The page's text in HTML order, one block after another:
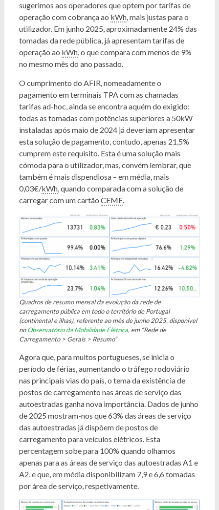
sugerimos aos operadores que optem por tarifas de
operação com cobrança ao kWh, mais justas para o
utilizador. Em junho 2025, aproximadamente 24% das
tomadas da rede pública, já apresentam tarifas de
operação ao kWh, o que compara com menos de 9%
no mesmo mês do ano passado.
O cumprimento do AFIR, nomeadamente o
pagamento em terminais TPA com as chamadas
tarifas ad-hoc, ainda se encontra aquém do exigido:
todas as tomadas com potências superiores a 50kW
instaladas após maio de 2024 já deveriam apresentar
esta solução de pagamento, contudo, apenas 21,5%
cumprem este requisito. Esta é uma solução mais
cómoda para o utilizador, mas, convém lembrar, que
também é mais dispendiosa – em média, mais
0,03€/kWh, quando comparada com a solução de
carregar com um cartão CEME.
Quadros de resumo mensal da evolução da rede de
carregamento pública em todo o território de Portugal
(continental e ilhas), referente ao mês de junho 2025, disponível
noObservatório da Mobilidade Elétrica, em “Rede de
Carregamento > Gerais > Resumo”
Agora que, para muitos portugueses, se inicia o
período de férias, aumentando o tráfego rodoviário
nas principais vias do país, o tema da existência de
postos de carregamento nas áreas de serviço das
autoestradas ganha nova importância. Dados de junho
de 2025 mostram-nos que 63% das áreas de serviço
das autoestradas já dispõem de postos de
carregamento para veículos elétricos. Esta
percentagem sobe para 100% quando olhamos
apenas para as áreas de serviço das autoestradas A1 e
A2, e que, em média disponibilizam 7,9 e 6,6 tomadas
por área de serviço, respetivamente.